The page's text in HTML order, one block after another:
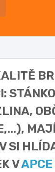
SI
VAPCE